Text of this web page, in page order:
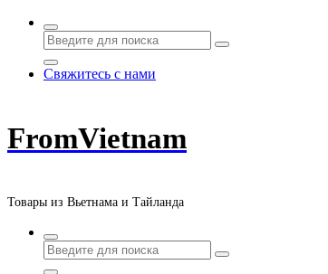
Свяжитесь с нами
FromVietnam
Товары из Вьетнама и Тайланда